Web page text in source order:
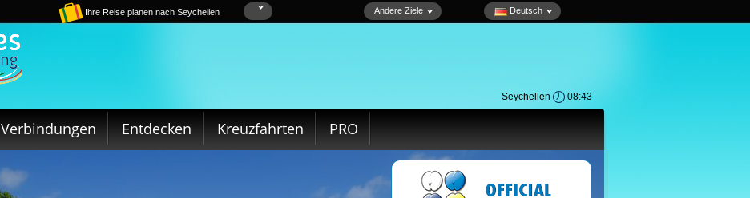
Ihre Reise planen nach Seychellen Andere Ziele Deutsch
Seychellen 08:43
Verbindungen Entdecken Kreuzfahrten PRO